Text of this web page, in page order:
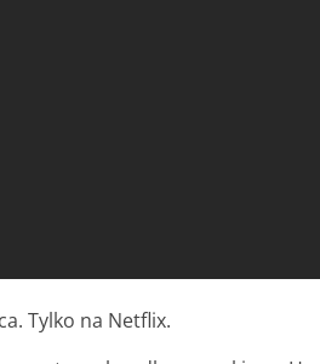
Tylko na Netflix.